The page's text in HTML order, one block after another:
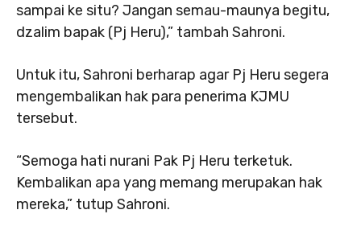
sampai ke situ? Jangan semau-maunya begitu,
dzalim bapak (Pj Heru),” tambah Sahroni.
Untuk itu, Sahroni berharap agar Pj Heru segera
mengembalikan hak para penerima KJMU
tersebut.
“Semoga hati nurani Pak Pj Heru terketuk.
Kembalikan apa yang memang merupakan hak
mereka,” tutup Sahroni.